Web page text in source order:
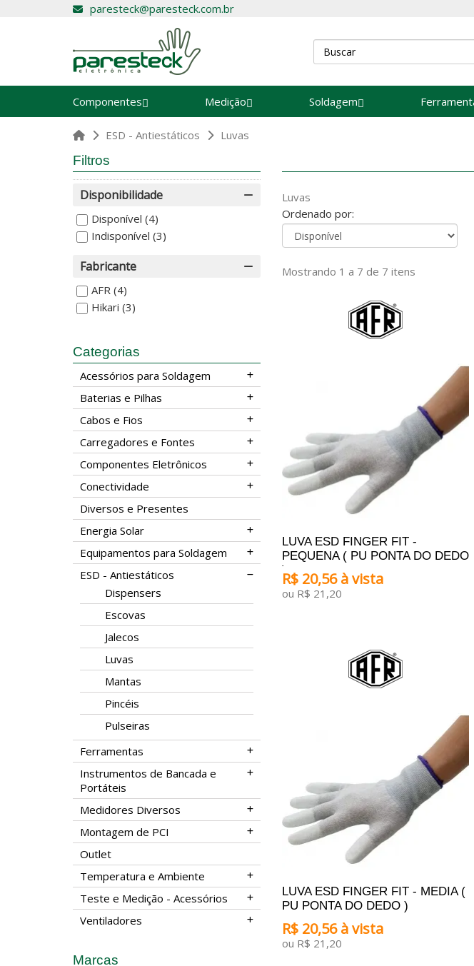
paresteck@paresteck.com.br
Componentes Medição Soldagem
ESD - Antiestáticos Luvas
Filtros
Disponibilidade
Disponível (4)
Indisponível (3)
Fabricante
AFR (4)
Hikari (3)
Categorias
Acessórios para Soldagem
Baterias e Pilhas
Cabos e Fios
Carregadores e Fontes
Componentes Eletrônicos
Conectividade
Diversos e Presentes
Energia Solar
Equipamentos para Soldagem
ESD - Antiestáticos
Dispensers
Escovas
Jalecos
Luvas
Mantas
Pincéis
Pulseiras
Ferramentas
Instrumentos de Bancada e
Portáteis
Medidores Diversos
Montagem de PCI
Outlet
Temperatura e Ambiente
Teste e Medição - Acessórios
Ventiladores
Marcas
Luvas
Ordenado por:
Mostrando 1 a 7 de 7 itens
LUVA ESD FINGER FIT -
PEQUENA ( PU PONTA DO DEDO
)R$ 20,56 à vista
ou R$ 21,20
LUVA ESD FINGER FIT - MEDIA (
PU PONTA DO DEDO )
R$ 20,56 à vista
ou R$ 21,20